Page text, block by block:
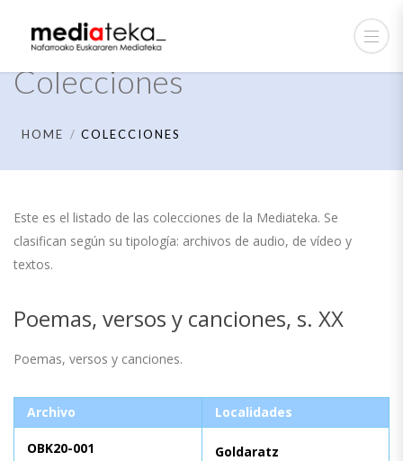
Colecciones
HOME COLECCIONES
Este es el listado de las colecciones de la Mediateka. Se
clasifican según su tipología: archivos de audio, de vídeo y
textos.
Poemas, versos y canciones, s. XX
Poemas, versos y canciones.
Archivo Localidades
OBK20-001 Goldaratz